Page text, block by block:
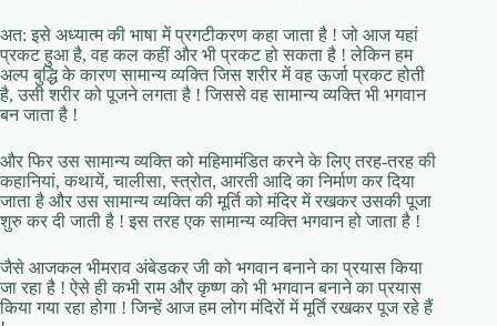
अत: इसे अध्यात्म की भाषा में प्रगटीकरण कहा जाता है ! जो आज यहां
प्रकट हुआ है, वह कल कहीं और भी प्रकट हो सकता है ! लेकिन हम
अल्प बुद्धि के कारण सामान्य व्यक्ति जिस शरीर में वह ऊर्जा प्रकट होती
है, उसी शरीर को पूजने लगता है ! जिससे वह सामान्य व्यक्ति भी भगवान
बन जाता है !
और फिर उस सामान्य व्यक्ति को महिमामंडित करने के लिए तरह-तरह की
कहानियां, कथायें, चालीसा, स्त्रोत, आरती आदि का निर्माण कर दिया
जाता है और उस सामान्य व्यक्ति की मूर्ति को मंदिर में रखकर उसकी पूजा
शुरु कर दी जाती है ! इस तरह एक सामान्य व्यक्ति भगवान हो जाता है !
जैसे आजकल भीमराव अंबेडकर जी को भगवान बनाने का प्रयास किया
जा रहा है ! ऐसे ही कभी राम और कृष्ण को भी भगवान बनाने का प्रयास
किया गया रहा होगा ! जिन्हें आज हम लोग मंदिरों में मूर्ति रखकर पूज रहे हैं